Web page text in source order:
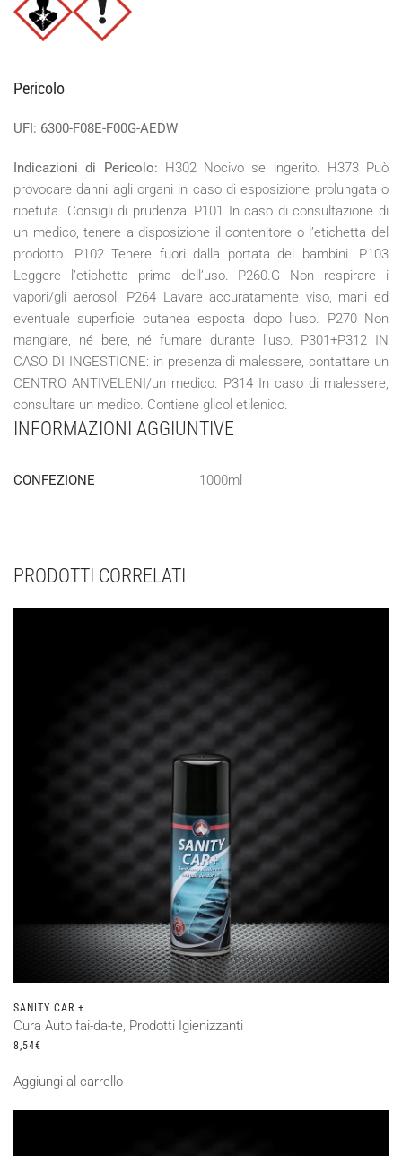
Pericolo
UFI: 6300-F08E-F00G-AEDW
Indicazioni di Pericolo: H302 Nocivo se ingerito. H373 Può
provocare danni agli organi in caso di esposizione prolungata o
ripetuta. Consigli di prudenza: P101 In caso di consultazione di
un medico, tenere a disposizione il contenitore o l’etichetta del
prodotto. P102 Tenere fuori dalla portata dei bambini. P103
Leggere l’etichetta prima dell’uso. P260.G Non respirare i
vapori/gli aerosol. P264 Lavare accuratamente viso, mani ed
eventuale superficie cutanea esposta dopo l’uso. P270 Non
mangiare, né bere, né fumare durante l’uso. P301+P312 IN
CASO DI INGESTIONE: in presenza di malessere, contattare un
CENTRO ANTIVELENI/un medico. P314 In caso di malessere,
consultare un medico. Contiene glicol etilenico.
INFORMAZIONI AGGIUNTIVE
CONFEZIONE 1000ml
PRODOTTI CORRELATI
SANITY CAR +
Cura Auto fai-da-te, Prodotti Igienizzanti
8,54€
Aggiungi al carrello